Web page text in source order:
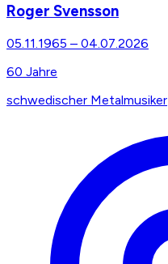
Roger Svensson
05.11.1965 – 04.07.2026
60 Jahre
schwedischer Metalmusiker